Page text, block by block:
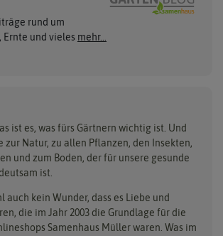
Saatgut
Clever Pots
COMPO
Dürr-Samen
elho
Feldsaaten Freudenberger
Fertil
rund um
Ernte und vieles mehr...
ist es, was fürs Gärtnern wichtig ist. Und
zur Natur, zu allen Pflanzen, den Insekten,
und zum Boden, der für unsere gesunde
ist.
auch kein Wunder, dass es Liebe und
die im Jahr 2003 die Grundlage für die
Samenhaus Müller waren. Was im